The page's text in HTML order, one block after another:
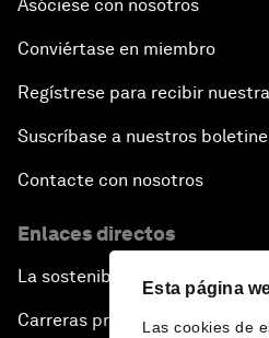
Esta página
Las cookies de
Asóciese con nosotros
Conviértase en miembro
Regístrese para recibir
Suscríbase a nuestros
Contacte con nosotros
Enlaces directos
La sostenibilidad en el Foro
Carreras profesionales